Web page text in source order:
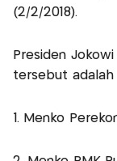
(2/2/2018).
Presiden
tersebut adalah
1. Menko